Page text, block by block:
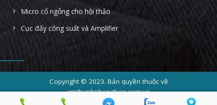
Micro cổ ngỗng cho hội thảo
Cục đẩy công suất và Amplifier
Copyright © 2023. Bản quyền thuộc về
amthanhphonghop.com.vn
Công ty TNHH Thiết Bị Âm Thanh Ánh Sáng Gia Bảo - MST: